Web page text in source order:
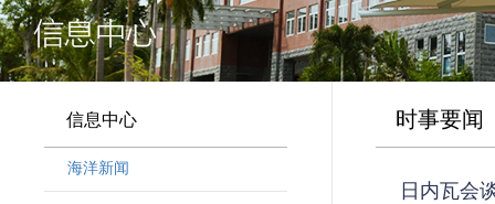
信息中心
海洋新闻
时事要闻
日内瓦会